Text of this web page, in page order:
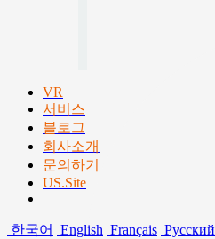
VR
서비스
블로그
회사소개
문의하기
US.Site
한국어 English Français Русский